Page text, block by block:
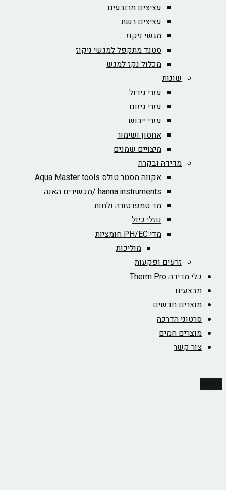
עציצים מרובעים
עציצים רשת
מגשי ניקוז
סטנד מתקפל למגשי ניקוז
מכלול נקז למגש
שונות
עזרי גידול
עזרי גיזום
עזרי ייבוש
אחסון ושימור
מיצויים שמנים
מדידה ובקרה
אקווה מסטר טולס Aqua Master tools
hanna instruments /מכשירים האנה
מד טמפרטורה ולחות
נוזלי כיול
מדי PH/EC חומציות
מוליכות
זרעים ופקעות
כלי מדידה Therm Pro
מבצעים
מוצרים חדשים
סרטוני הדרכה
מוצרים חמים
צור קשר